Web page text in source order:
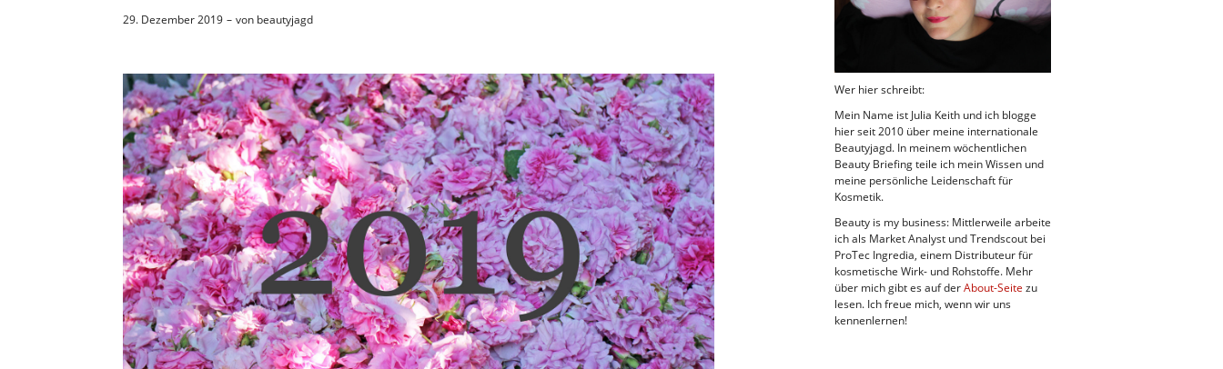
29. Dezember 2019 von beautyjagd
Wer hier schreibt:
Mein Name ist Julia Keith und ich blogge
hier seit 2010 über meine internationale
Beautyjagd. In meinem wöchentlichen
Beauty Briefing teile ich mein Wissen und
meine persönliche Leidenschaft für
Kosmetik.
Beauty is my business: Mittlerweile arbeite
ich als Market Analyst und Trendscout bei
ProTec Ingredia, einem Distributeur für
kosmetische Wirk- und Rohstoffe. Mehr
über mich gibt es auf derAbout-Seite zu
lesen. Ich freue mich, wenn wir uns
kennenlernen!